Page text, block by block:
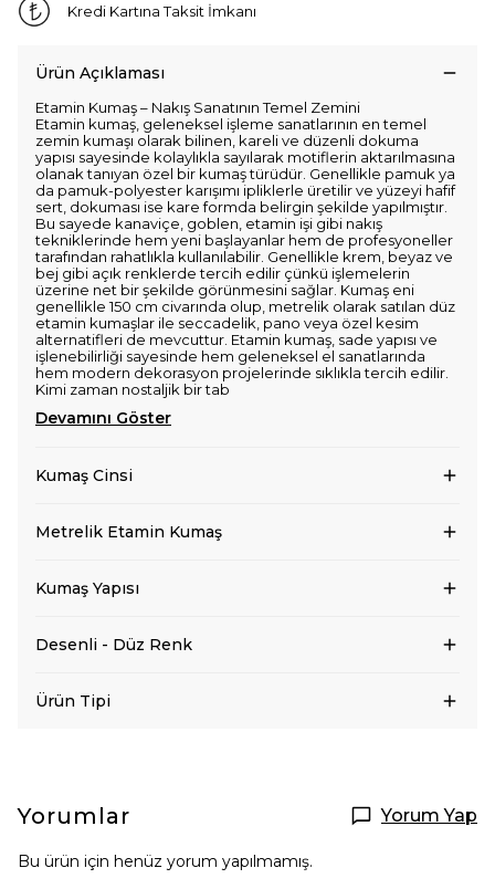
Kredi Kartına Taksit İmkanı
Ürün Açıklaması
Etamin Kumaş – Nakış Sanatının Temel Zemini
Etamin kumaş, geleneksel işleme sanatlarının en temel
zemin kumaşı olarak bilinen, kareli ve düzenli dokuma
yapısı sayesinde kolaylıkla sayılarak motiflerin aktarılmasına
olanak tanıyan özel bir kumaş türüdür. Genellikle pamuk ya
da pamuk-polyester karışımı ipliklerle üretilir ve yüzeyi hafif
sert, dokuması ise kare formda belirgin şekilde yapılmıştır.
Bu sayede kanaviçe, goblen, etamin işi gibi nakış
tekniklerinde hem yeni başlayanlar hem de profesyoneller
tarafından rahatlıkla kullanılabilir. Genellikle krem, beyaz ve
bej gibi açık renklerde tercih edilir çünkü işlemelerin
üzerine net bir şekilde görünmesini sağlar. Kumaş eni
genellikle 150 cm civarında olup, metrelik olarak satılan düz
etamin kumaşlar ile seccadelik, pano veya özel kesim
alternatifleri de mevcuttur. Etamin kumaş, sade yapısı ve
işlenebilirliği sayesinde hem geleneksel el sanatlarında
hem modern dekorasyon projelerinde sıklıkla tercih edilir.
Kimi zaman nostaljik bir tab
Devamını Göster
Kumaş Cinsi
Metrelik Etamin Kumaş
Kumaş Yapısı
Desenli - Düz Renk
Ürün Tipi
Yorumlar Yorum Yap
Bu ürün için henüz yorum yapılmamış.